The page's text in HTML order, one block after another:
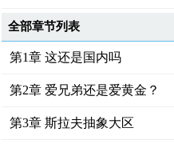
全部章节列表
第1章 这还是国内吗
第2章 爱兄弟还是爱黄金？
第3章 斯拉夫抽象大区